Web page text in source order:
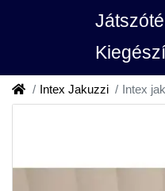
Intex Jakuzzi Intex